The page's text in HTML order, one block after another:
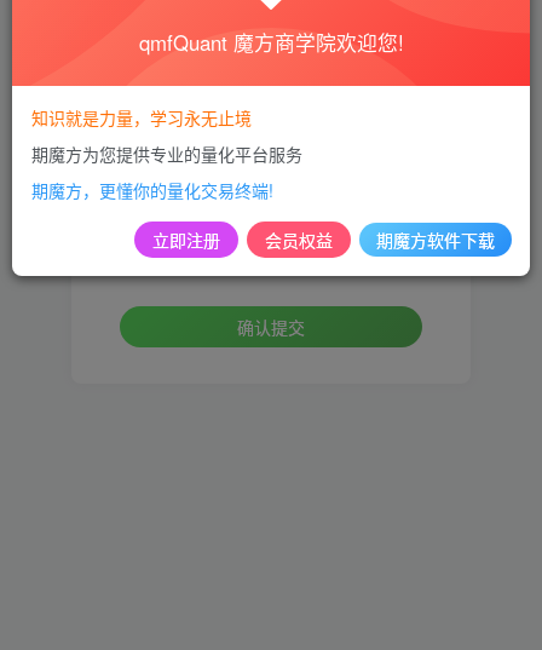
找回密码
手机号
设置新密码
重复密码
确认提交
qmfQuant 魔方商学院欢迎您!
知识就是力量，学习永无止境
期魔方为您提供专业的量化平台服务
期魔方，更懂你的量化交易终端!
立即注册 会员权益 期魔方软件下载